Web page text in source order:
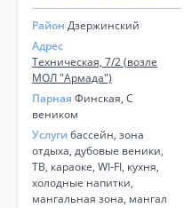
Район Дзержинский
Адрес
Техническая, 7/2 (возле
МОЛ "Армада")
Парная Финская, С
веником
Услуги бассейн, зона
отдыха, дубовые веники,
ТВ, караоке, WI-FI, кухня,
холодные напитки,
мангальная зона, мангал